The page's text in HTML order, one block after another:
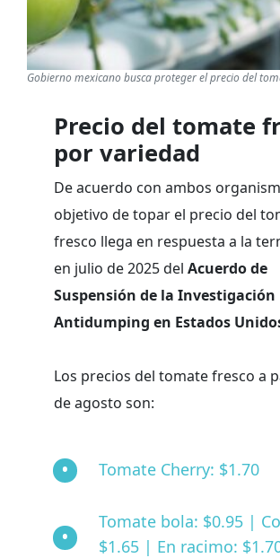
Gobierno mexicano busca proteger el precio del
Precio del tomate
por variedad
De acuerdo con ambos
objetivo de topar el precio del
fresco llega en respuesta a la
en julio de 2025 del Acuerdo de
Suspensión de la Investigación
Antidumping en Estados
Los precios del tomate fresco a
de agosto son:
Tomate Cherry: $1.70
Tomate bola: $0.95 |
$1.65 | En racimo: